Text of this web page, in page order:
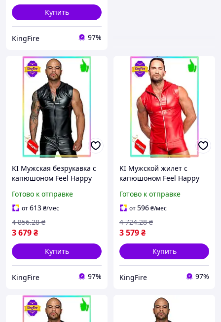
Купить
KingFire 97%
KI Мужская безрукавка с
капюшоном Feel Happy
мокрый эффект для
стильных мужчин жилет
FIR41_R
Готово к отправке
от613₴/мес
3 679₴
4 856.28 ₴
Купить
KingFire 97%
KI Мужской жилет с
капюшоном Feel Happy
утепленный жилет для
мужчин стильный
безрукавк FIR41_R
Готово к отправке
от596₴/мес
3 579₴
4 724.28 ₴
Купить
KingFire 97%